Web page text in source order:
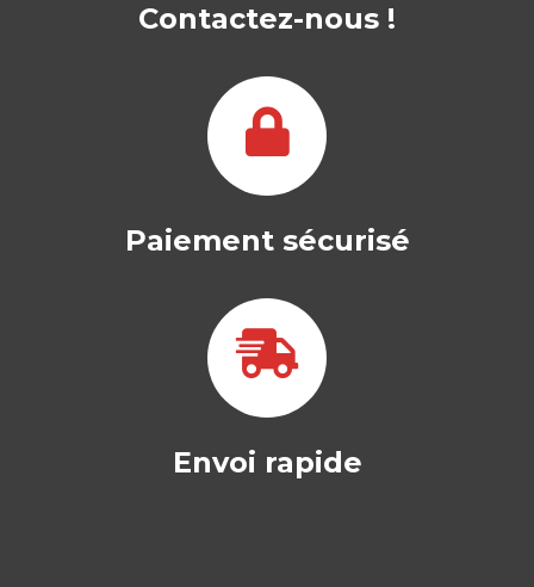
Contactez-nous !
Paiement sécurisé
Envoi rapide